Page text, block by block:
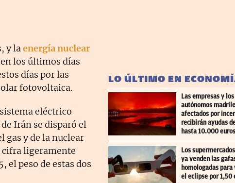
y laenergía nuclear
los últimos días
días por las
fotovoltaica.
eléctrico
Irán se disparó el
gas y de la nuclear
ligeramente
el peso de estas dos
LO ÚLTIMO EN
Las empresas y los
autónomos
afectados por
recibirán ayudas
hasta 10.000 euros
Los
ya venden las
homologadas para
el eclipse por 1,50